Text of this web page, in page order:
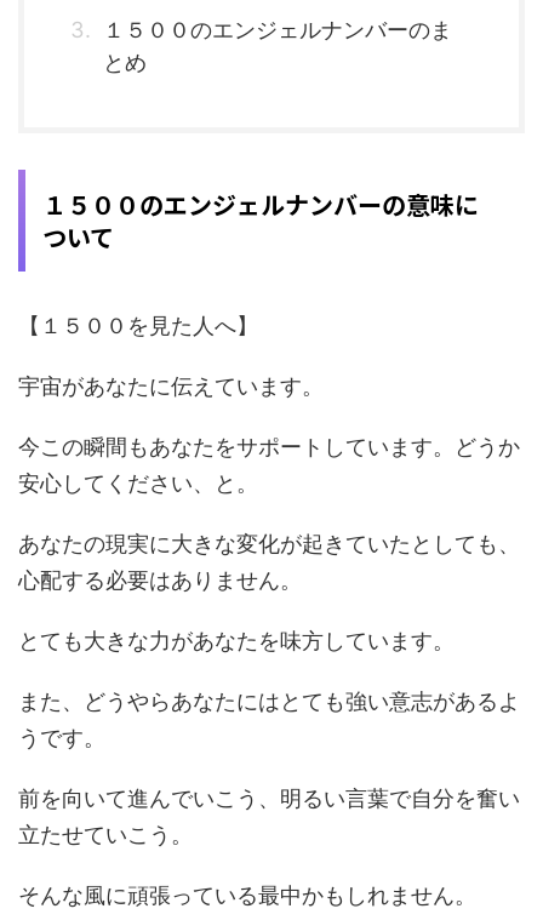
１５００のエンジェルナンバーのま
とめ
１５００のエンジェルナンバーの意味に
ついて
【１５００を見た人へ】
宇宙があなたに伝えています。
今この瞬間もあなたをサポートしています。どうか
安心してください、と。
あなたの現実に大きな変化が起きていたとしても、
心配する必要はありません。
とても大きな力があなたを味方しています。
また、どうやらあなたにはとても強い意志があるよ
うです。
前を向いて進んでいこう、明るい言葉で自分を奮い
立たせていこう。
そんな風に頑張っている最中かもしれません。